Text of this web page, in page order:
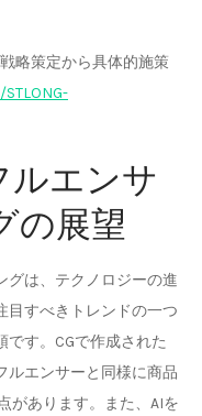
略策定から具体的施策
ルエンサ
の展望
グは、テクノロジーの進
目すべきトレンドの一つ
す。CGで作成された
ルエンサーと同様に商品
があります。また、AIを